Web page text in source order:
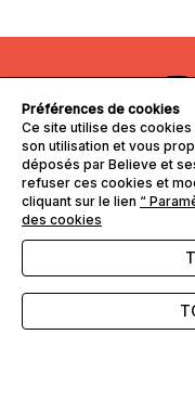
Préférences de cookies
Ce site utilise des
son utilisation et vous
déposés par Believe et
refuser ces cookies et
cliquant sur le lien “
des cookies